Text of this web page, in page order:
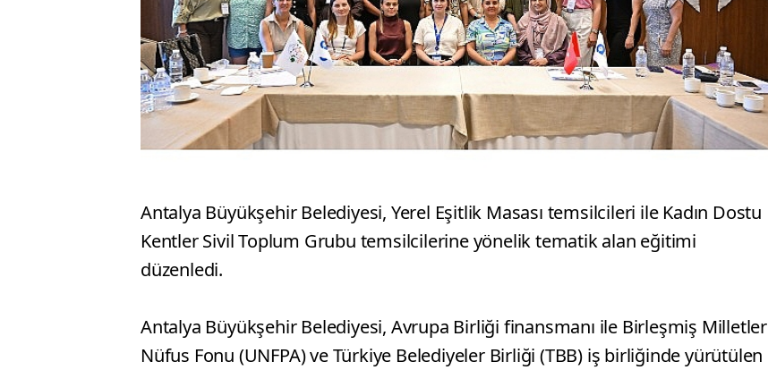
Antalya Büyükşehir Belediyesi, Yerel Eşitlik Masası temsilcileri ile Kadın Dostu
Kentler Sivil Toplum Grubu temsilcilerine yönelik tematik alan eğitimi
düzenledi.
Antalya Büyükşehir Belediyesi, Avrupa Birliği finansmanı ile Birleşmiş Milletler
Nüfus Fonu (UNFPA) ve Türkiye Belediyeler Birliği (TBB) iş birliğinde yürütülen